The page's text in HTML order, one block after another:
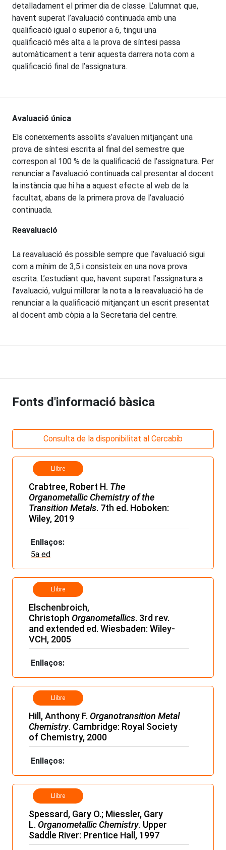
detalladament el primer dia de classe. L’alumnat que,
havent superat l’avaluació continuada amb una
qualificació igual o superior a 6, tingui una
qualificació més alta a la prova de síntesi passa
automàticament a tenir aquesta darrera nota com a
qualificació final de l’assignatura.
Avaluació única
Els coneixements assolits s’avaluen mitjançant una
prova de síntesi escrita al final del semestre que
correspon al 100 % de la qualificació de l’assignatura. Per
renunciar a l’avaluació continuada cal presentar al docent
la instància que hi ha a aquest efecte al web de la
facultat, abans de la primera prova de l’avaluació
continuada.
Reavaluació
La reavaluació és possible sempre que l’avaluació sigui
com a mínim de 3,5 i consisteix en una nova prova
escrita. L’estudiant que, havent superat l’assignatura a
l’avaluació, vulgui millorar la nota a la reavaluació ha de
renunciar a la qualificació mitjançant un escrit presentat
al docent amb còpia a la Secretaria del centre.
Fonts d'informació bàsica
Consulta de la disponibilitat al Cercabib
Llibre
Crabtree, Robert H. The
Organometallic Chemistry of the
Transition Metals. 7th ed. Hoboken:
Wiley, 2019
Enllaços:
5a ed
Llibre
Elschenbroich,
Christoph Organometallics. 3rd rev.
and extended ed. Wiesbaden: Wiley-
VCH, 2005
Enllaços:
Llibre
Hill, Anthony F. Organotransition Metal
Chemistry. Cambridge: Royal Society
of Chemistry, 2000
Enllaços:
Llibre
Spessard, Gary O.; Miessler, Gary
L. Organometallic Chemistry. Upper
Saddle River: Prentice Hall, 1997